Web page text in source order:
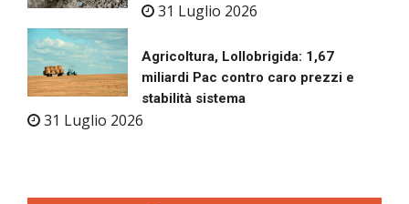
31 Luglio 2026
Agricoltura, Lollobrigida: 1,67
miliardi Pac contro caro prezzi e
stabilità sistema
31 Luglio 2026